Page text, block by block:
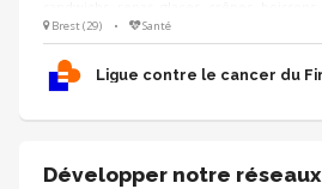
pour obtenir des dons en nature, et
accessible et équilibrée. On
organisé·e, qui aime le contact avec les
stocks 📋
Brest (29) • Santé
Ligue contre le cancer du
Développer notre